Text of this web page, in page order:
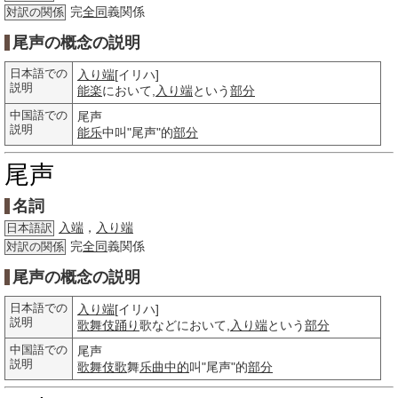
対訳の関係 完全同義関係
尾声の概念の説明
日本語での
説明
入り端[イリハ]
能楽において, 入り端という部分
中国語での
説明
尾声
能乐中叫"尾声"的部分
尾声
名詞
日本語訳 入端 ， 入り端
対訳の関係 完全同義関係
尾声の概念の説明
日本語での
説明
入り端[イリハ]
歌舞伎踊り歌などにおいて, 入り端という部分
中国語での
説明
尾声
歌舞伎歌舞乐曲中的叫"尾声"的部分